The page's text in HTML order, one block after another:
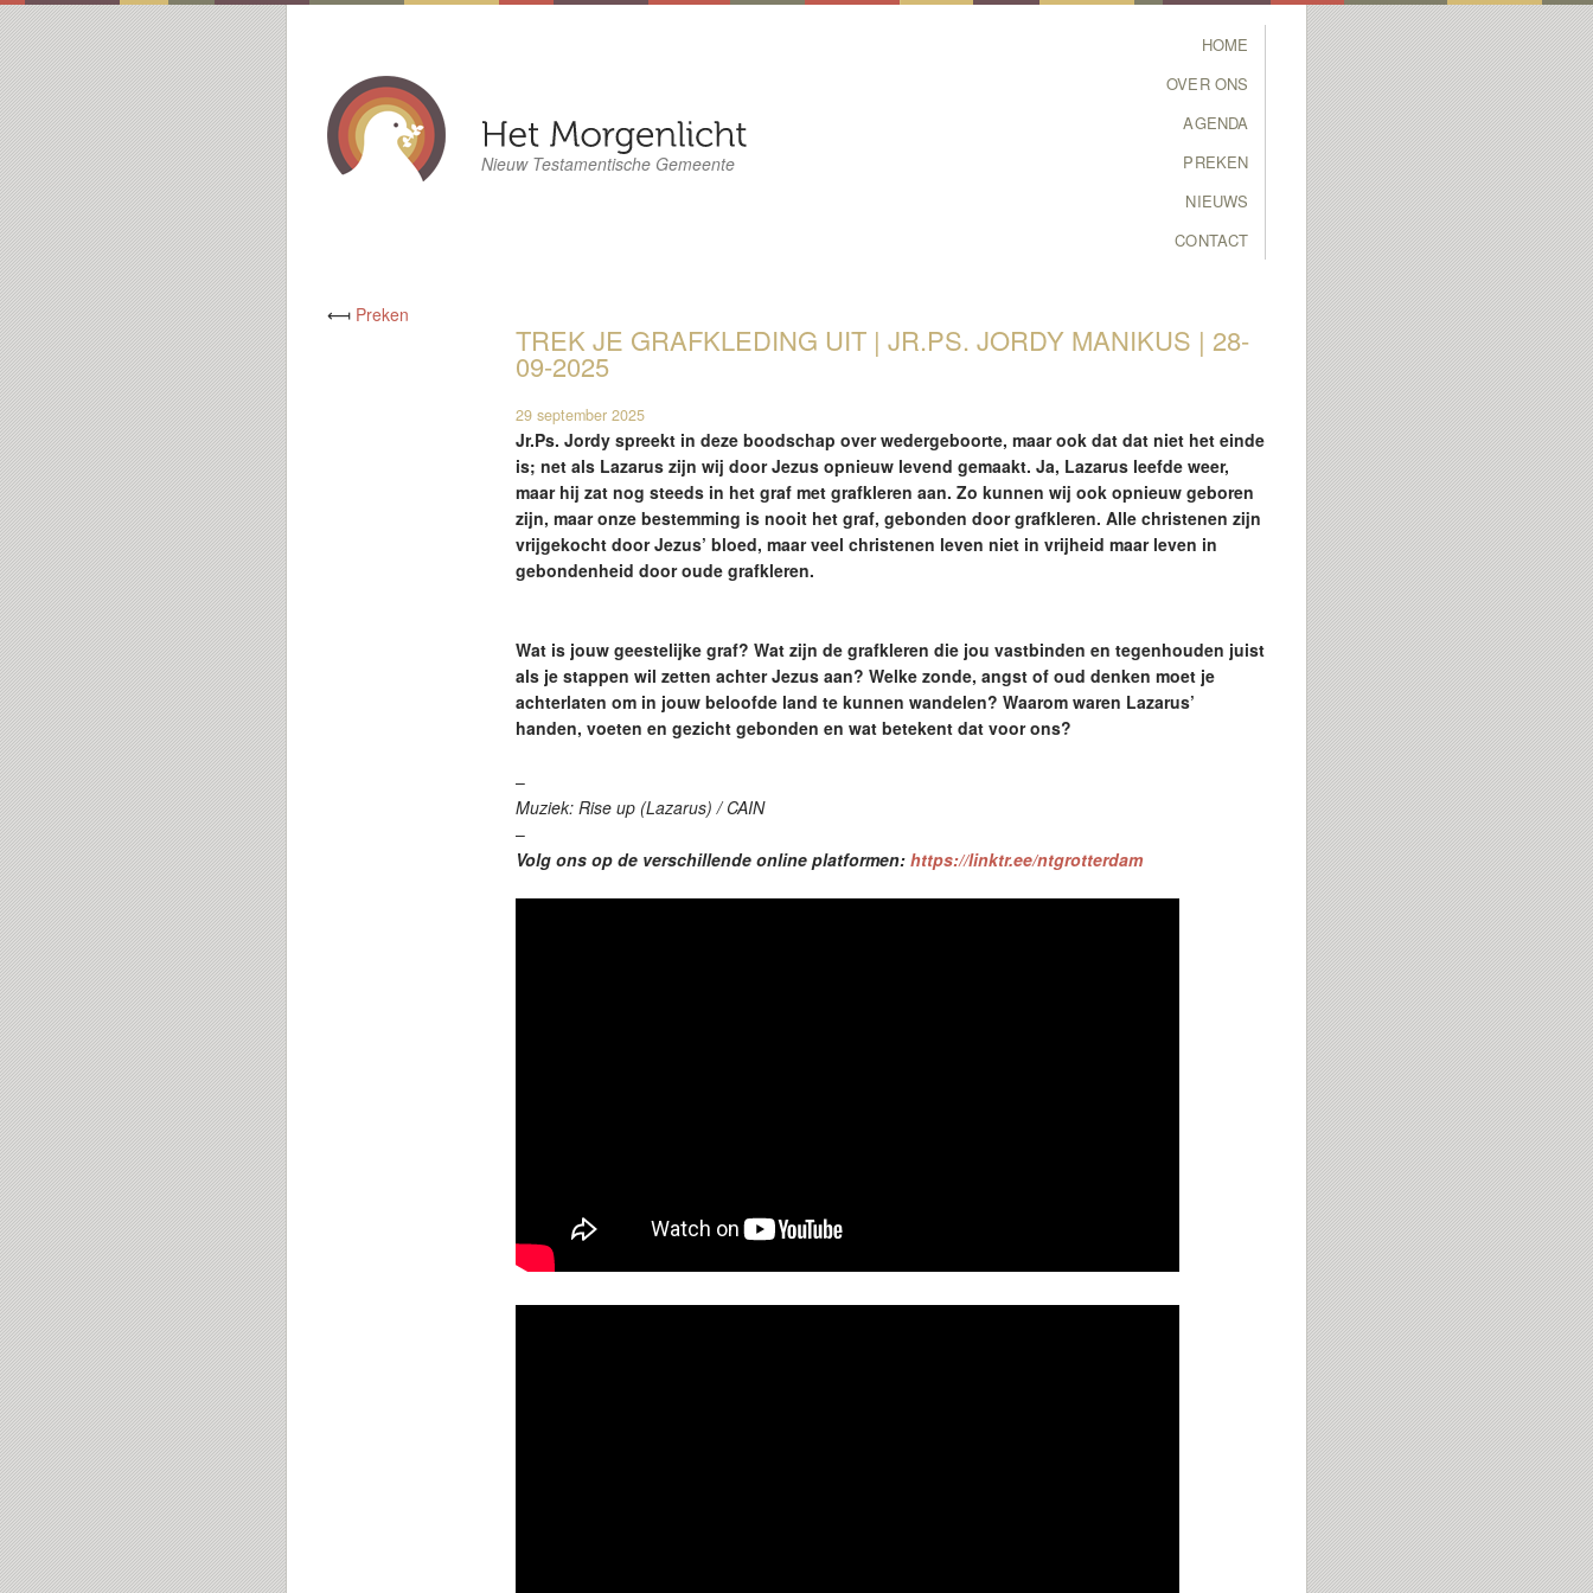
Nieuw Testamentische Gemeente
SKIP TO PRIMARY
CONTENT
SKIP TO SECONDARY
CONTENT
HOME
OVER ONS
AGENDA
PREKEN
NIEUWS
CONTACT
⟻ Preken
TREK JE GRAFKLEDING UIT | JR.PS. JORDY MANIKUS | 28-
09-2025
29 september 2025
Jr.Ps. Jordy spreekt in deze boodschap over wedergeboorte, maar ook dat dat niet het einde
is; net als Lazarus zijn wij door Jezus opnieuw levend gemaakt. Ja, Lazarus leefde weer,
maar hij zat nog steeds in het graf met grafkleren aan. Zo kunnen wij ook opnieuw geboren
zijn, maar onze bestemming is nooit het graf, gebonden door grafkleren. Alle christenen zijn
vrijgekocht door Jezus’ bloed, maar veel christenen leven niet in vrijheid maar leven in
gebondenheid door oude grafkleren.
Wat is jouw geestelijke graf? Wat zijn de grafkleren die jou vastbinden en tegenhouden juist
als je stappen wil zetten achter Jezus aan? Welke zonde, angst of oud denken moet je
achterlaten om in jouw beloofde land te kunnen wandelen? Waarom waren Lazarus’
handen, voeten en gezicht gebonden en wat betekent dat voor ons?
–
Muziek: Rise up (Lazarus) / CAIN
–
Volg ons op de verschillende online platformen: https://linktr.ee/ntgrotterdam